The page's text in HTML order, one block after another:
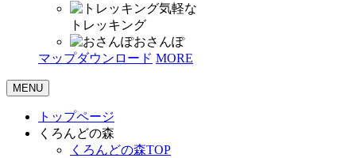
気軽な
トレッキング
おさんぽ
マップダウンロード MORE
MENU
トップページ
くろんどの森
くろんどの森TOP